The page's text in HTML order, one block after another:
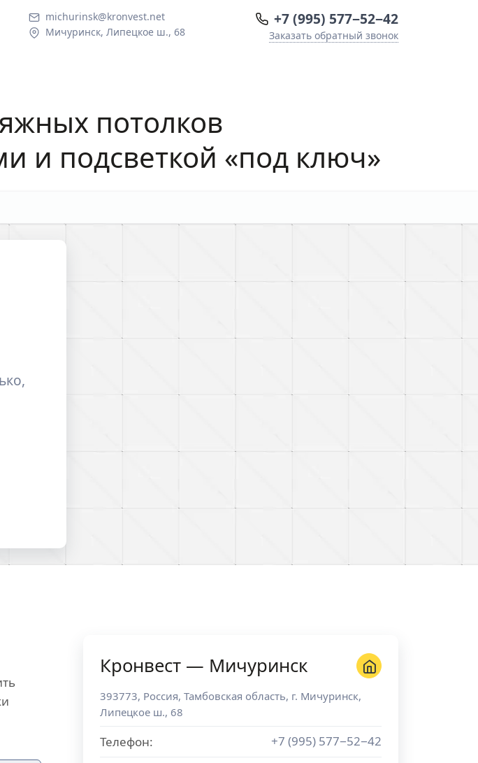
michurinsk@kronvest.net
Мичуринск, Липецкое ш., 68
+7 (995) 577−52−42
Заказать обратный звонок
потолков
и подсветкой «под ключ»
Кронвест — Мичуринск
393773, Россия, Тамбовская область, г. Мичуринск,
Липецкое ш., 68
Телефон:
+7 (995) 577−52−42